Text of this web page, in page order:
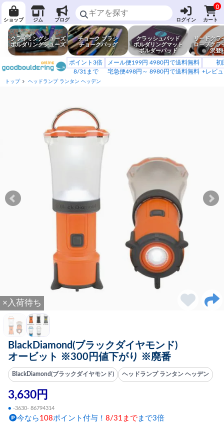
ショップ ジム ブログ ログイン
0
カート
クライミングシューズ
ボルダリングシューズ
チョーク ブラシ
チョークバッグ
クラッシュパッド
ボルダリングマット
ボルダーパッド
リードクラ
ロープクラ
沢登
ポイント3倍
8/31まで
メール便199円 4980円で送料無料
宅急便498円～ 8980円で送料無料
初
+レビ
トップ ヘッドランプ ランタン ヘッデン
×入荷待ち
BlackDiamond(ブラックダイヤモンド)
オービット ※300円値下がり ※廃番
BlackDiamond(ブラックダイヤモンド) ヘッドランプ ランタン ヘッデン
3,630円
● -3630- 86794314
今なら 108ポイント付与！ 8/31まで まで3倍